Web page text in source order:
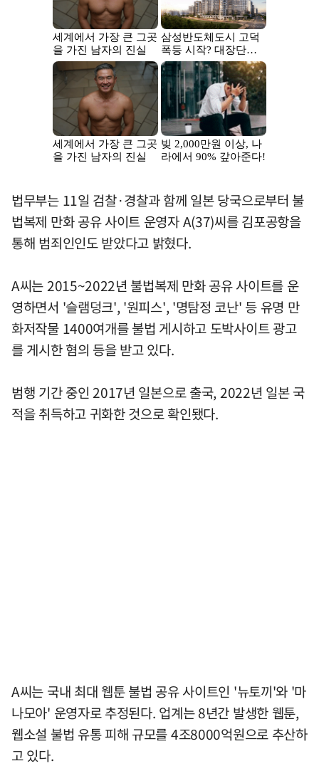
법무부는 11일 검찰·경찰과 함께 일본 당국으로부터 불
법복제 만화 공유 사이트 운영자 A(37)씨를 김포공항을
통해 범죄인인도 받았다고 밝혔다.
A씨는 2015~2022년 불법복제 만화 공유 사이트를 운
영하면서 '슬램덩크', '원피스', '명탐정 코난' 등 유명 만
화저작물 1400여개를 불법 게시하고 도박사이트 광고
를 게시한 혐의 등을 받고 있다.
범행 기간 중인 2017년 일본으로 출국, 2022년 일본 국
적을 취득하고 귀화한 것으로 확인됐다.
A씨는 국내 최대 웹툰 불법 공유 사이트인 '뉴토끼'와 '마
나모아' 운영자로 추정된다. 업계는 8년간 발생한 웹툰,
웹소설 불법 유통 피해 규모를 4조8000억원으로 추산하
고 있다.